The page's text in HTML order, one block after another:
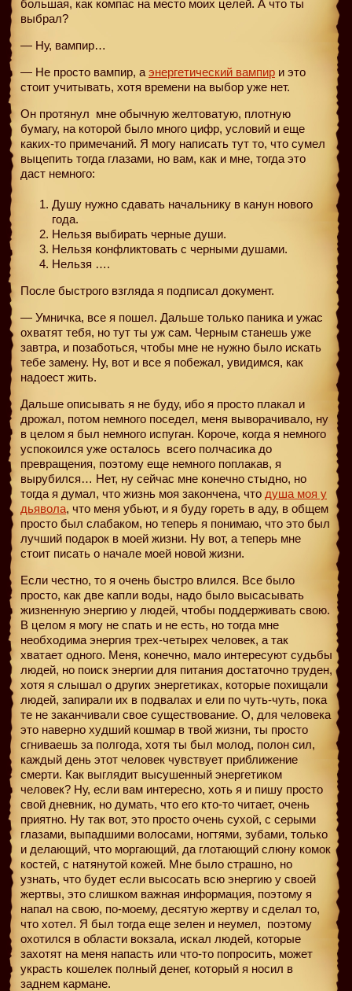
большая, как компас на место моих целей. А что ты
выбрал?
— Ну, вампир…
— Не просто вампир, а энергетический вампир и это
стоит учитывать, хотя времени на выбор уже нет.
Он протянул мне обычную желтоватую, плотную
бумагу, на которой было много цифр, условий и еще
каких-то примечаний. Я могу написать тут то, что сумел
выцепить тогда глазами, но вам, как и мне, тогда это
даст немного:
Душу нужно сдавать начальнику в канун нового
года.
Нельзя выбирать черные души.
Нельзя конфликтовать с черными душами.
Нельзя ….
После быстрого взгляда я подписал документ.
— Умничка, все я пошел. Дальше только паника и ужас
охватят тебя, но тут ты уж сам. Черным станешь уже
завтра, и позаботься, чтобы мне не нужно было искать
тебе замену. Ну, вот и все я побежал, увидимся, как
надоест жить.
Дальше описывать я не буду, ибо я просто плакал и
дрожал, потом немного поседел, меня выворачивало, ну
в целом я был немного испуган. Короче, когда я немного
успокоился уже осталось всего полчасика до
превращения, поэтому еще немного поплакав, я
вырубился… Нет, ну сейчас мне конечно стыдно, но
тогда я думал, что жизнь моя закончена, что душа моя у
дьявола, что меня убьют, и я буду гореть в аду, в общем
просто был слабаком, но теперь я понимаю, что это был
лучший подарок в моей жизни. Ну вот, а теперь мне
стоит писать о начале моей новой жизни.
Если честно, то я очень быстро влился. Все было
просто, как две капли воды, надо было высасывать
жизненную энергию у людей, чтобы поддерживать свою.
В целом я могу не спать и не есть, но тогда мне
необходима энергия трех-четырех человек, а так
хватает одного. Меня, конечно, мало интересуют судьбы
людей, но поиск энергии для питания достаточно труден,
хотя я слышал о других энергетиках, которые похищали
людей, запирали их в подвалах и ели по чуть-чуть, пока
те не заканчивали свое существование. О, для человека
это наверно худший кошмар в твой жизни, ты просто
сгниваешь за полгода, хотя ты был молод, полон сил,
каждый день этот человек чувствует приближение
смерти. Как выглядит высушенный энергетиком
человек? Ну, если вам интересно, хоть я и пишу просто
свой дневник, но думать, что его кто-то читает, очень
приятно. Ну так вот, это просто очень сухой, с серыми
глазами, выпадшими волосами, ногтями, зубами, только
и делающий, что моргающий, да глотающий слюну комок
костей, с натянутой кожей. Мне было страшно, но
узнать, что будет если высосать всю энергию у своей
жертвы, это слишком важная информация, поэтому я
напал на свою, по-моему, десятую жертву и сделал то,
что хотел. Я был тогда еще зелен и неумел, поэтому
охотился в области вокзала, искал людей, которые
захотят на меня напасть или что-то попросить, может
украсть кошелек полный денег, который я носил в
заднем кармане.